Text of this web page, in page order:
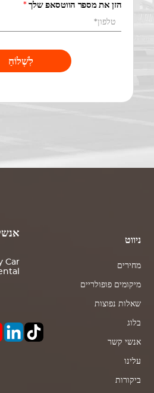
הזן את מספר הווטסאפ שלך*
לִשְׁלוֹחַ
Car
ניווט
מחירים
מיקומים פופולריים
שאלות נפוצות
בלוג
אנשי קשר
עלינו
ביקורות